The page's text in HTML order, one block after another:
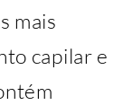
mais
capilar e